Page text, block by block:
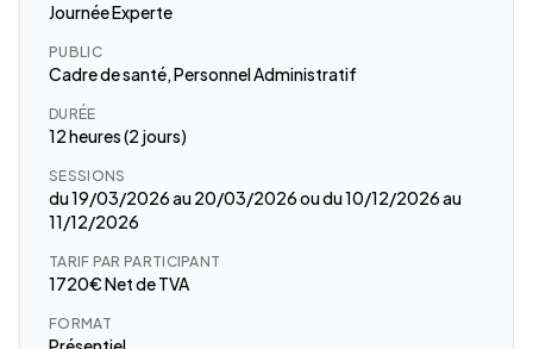
Journée Experte
PUBLIC
Cadre de santé, Personnel Administratif
DURÉE
12 heures (2 jours)
SESSIONS
du 19/03/2026 au 20/03/2026 ou du 10/12/2026 au
11/12/2026
TARIF PAR PARTICIPANT
1720€ Net de TVA
FORMAT